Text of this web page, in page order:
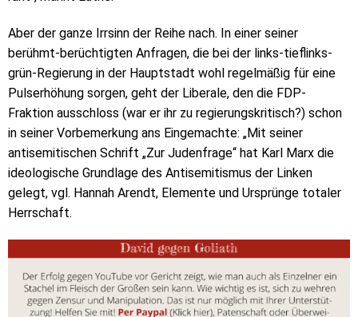
Aber der ganze Irrsinn der Reihe nach. In einer seiner
berühmt-berüchtigten Anfragen, die bei der links-tieflinks-
grün-Regierung in der Hauptstadt wohl regelmäßig für eine
Pulserhöhung sorgen, geht der Liberale, den die FDP-
Fraktion ausschloss (war er ihr zu regierungskritisch?) schon
in seiner Vorbemerkung ans Eingemachte: „Mit seiner
antisemitischen Schrift „Zur Judenfrage“ hat Karl Marx die
ideologische Grundlage des Antisemitismus der Linken
gelegt, vgl. Hannah Arendt, Elemente und Ursprünge totaler
Herrschaft.